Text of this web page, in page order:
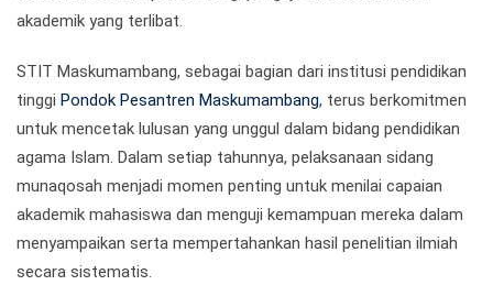
akademik yang terlibat.
STIT Maskumambang, sebagai bagian dari institusi pendidikan
tinggi Pondok Pesantren Maskumambang, terus berkomitmen
untuk mencetak lulusan yang unggul dalam bidang pendidikan
agama Islam. Dalam setiap tahunnya, pelaksanaan sidang
munaqosah menjadi momen penting untuk menilai capaian
akademik mahasiswa dan menguji kemampuan mereka dalam
menyampaikan serta mempertahankan hasil penelitian ilmiah
secara sistematis.